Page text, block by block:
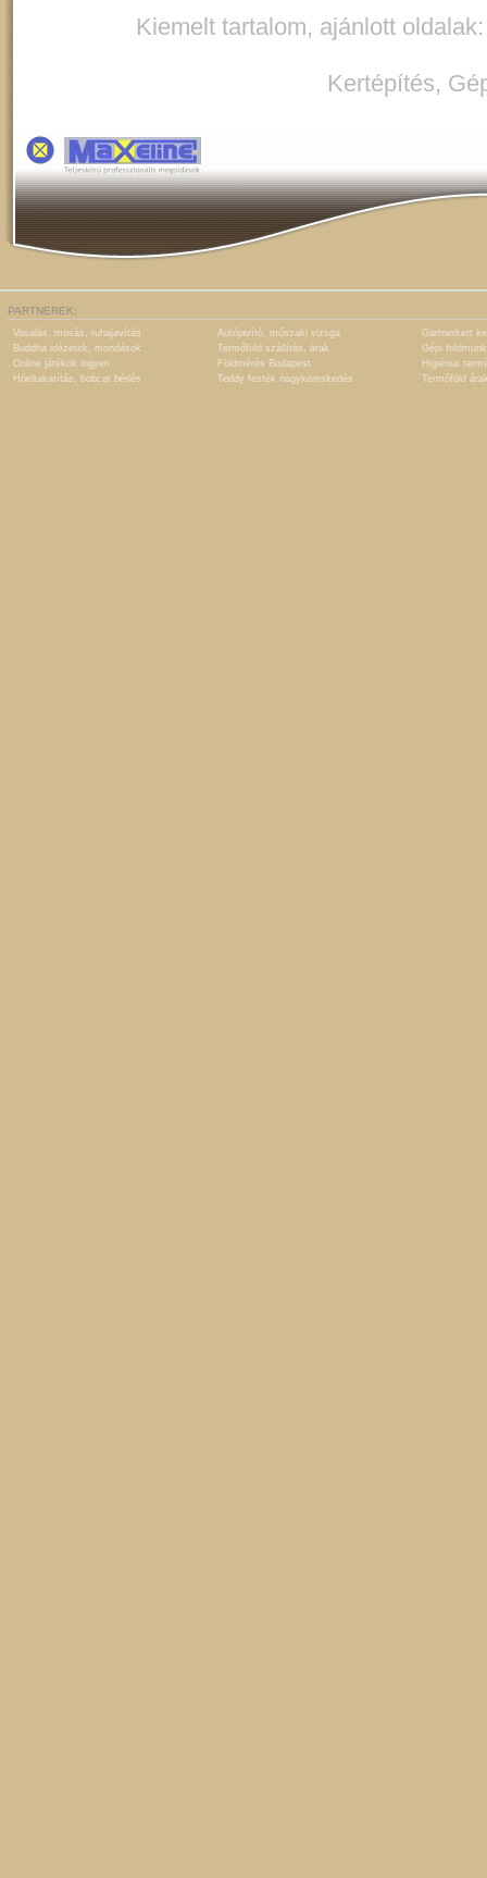
Kiemelt tartalom, ajánlott
Kertépítés,
PARTNEREK:
Vasalás, mosás, ruhajavítás Autójavító, műszaki vizsga
Gartnerkert
Buddha idézetek, mondások
Termőföld szállítás, árak
Gépi
Online játékok ingyen
Földmérés Budapest
Higiéniai
Hóeltakarítás, bobcat bérlés
Teddy festék nagykereskedés Termőföld